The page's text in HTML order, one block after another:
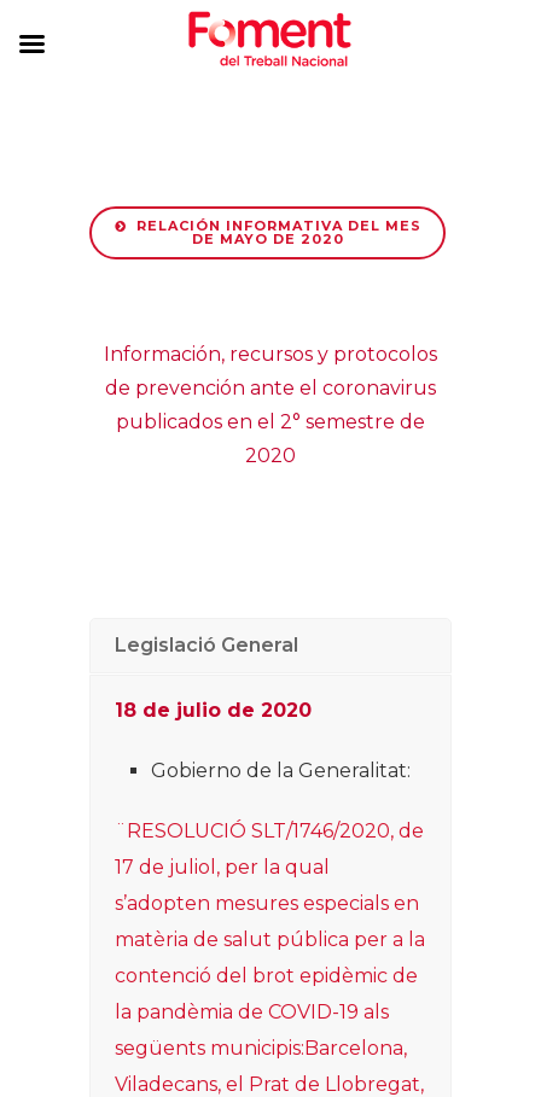
RELACIÓN INFORMATIVA DEL MES
DE MAYO DE 2020
Información, recursos y protocolos
de prevención ante el coronavirus
publicados en el 2° semestre de
2020
Legislació General
18 de julio de 2020
Gobierno de la Generalitat:
¨RESOLUCIÓ SLT/1746/2020, de
17 de juliol, per la qual
s’adopten mesures especials en
matèria de salut pública per a la
contenció del brot epidèmic de
la pandèmia de COVID-19 als
següents municipis:Barcelona,
Viladecans, el Prat de Llobregat,